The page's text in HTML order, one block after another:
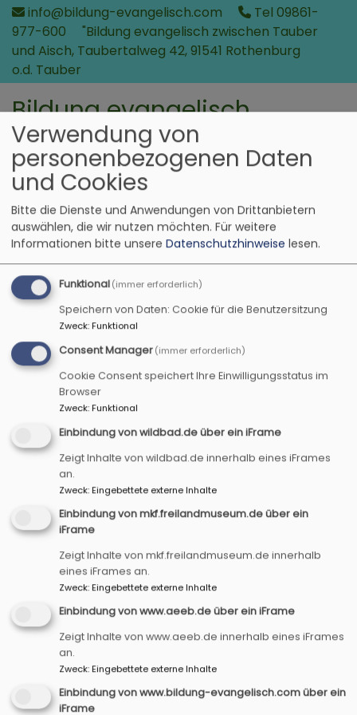
Direkt
zum
Inhalt
info@bildung-evangelisch.com
Tel 09861-
977-600
"Bildung evangelisch zwischen Tauber
und Aisch, Taubertalweg 42, 91541 Rothenburg
o.d. Tauber
Bildung evangelisch
in der Region zwischen Tauber und Aisch
Hauptnavigation
Startseite Acht Themenfelder
Leben &
Begleitung Rund um Rente und Ruhestand
Rund um Rente
und Ruhestand
Veranstaltungen und Angebote rund um Rente
Verwendung von
personenbezogenen Daten
und Cookies
Bitte die Dienste und Anwendungen von Drittanbietern
auswählen, die wir nutzen möchten. Für weitere
Informationen bitte unsere Datenschutzhinweise lesen.
Funktional(immer erforderlich)
Speichern von Daten: Cookie für die Benutzersitzung
Zweck:Funktional
Consent Manager(immer erforderlich)
Cookie Consent speichert Ihre Einwilligungsstatus im
Browser
Zweck:Funktional
Einbindung von wildbad.de über ein iFrame
Zeigt Inhalte von wildbad.de innerhalb eines iFrames
an.
Zweck:Eingebettete externe Inhalte
Einbindung von mkf.freilandmuseum.de über ein
iFrame
Zeigt Inhalte von mkf.freilandmuseum.de innerhalb
eines iFrames an.
Zweck:Eingebettete externe Inhalte
Einbindung von www.aeeb.de über ein iFrame
Zeigt Inhalte von www.aeeb.de innerhalb eines iFrames
an.
Zweck:Eingebettete externe Inhalte
Einbindung von www.bildung-evangelisch.com über ein
iFrame